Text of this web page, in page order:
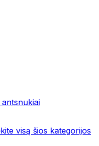
visą šios kategorijos